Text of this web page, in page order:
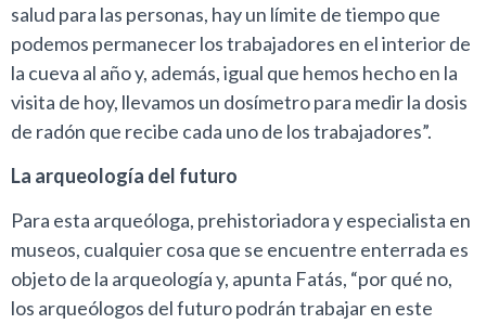
salud para las personas, hay un límite de tiempo que
podemos permanecer los trabajadores en el interior de
la cueva al año y, además, igual que hemos hecho en la
visita de hoy, llevamos un dosímetro para medir la dosis
de radón que recibe cada uno de los trabajadores”.
La arqueología del futuro
Para esta arqueóloga, prehistoriadora y especialista en
museos, cualquier cosa que se encuentre enterrada es
objeto de la arqueología y, apunta Fatás, “por qué no,
los arqueólogos del futuro podrán trabajar en este